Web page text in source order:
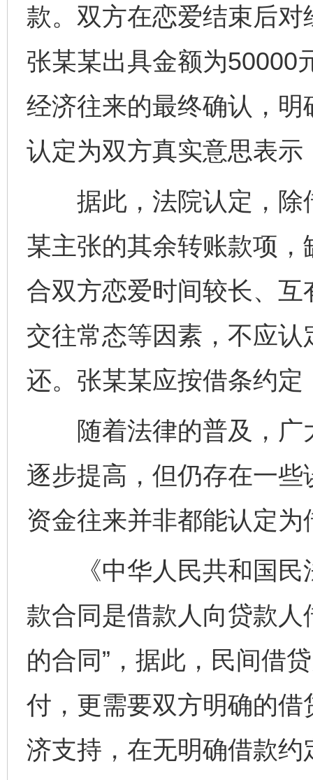
款。双方在恋爱结束后
张某某出具金额为50000
经济往来的最终确认，
认定为双方真实意思表示
据此，法院认定，除
某主张的其余转账款项
合双方恋爱时间较长、
交往常态等因素，不应
还。张某某应按借条约
随着法律的普及，广
逐步提高，但仍存在一
资金往来并非都能认定
《中华人民共和国民
款合同是借款人向贷款
的合同”，据此，民间借
付，更需要双方明确的
济支持，在无明确借款